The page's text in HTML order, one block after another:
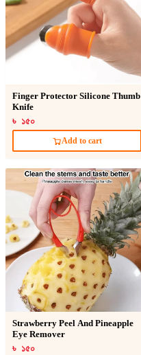
Finger Protector Silicone Thumb
Knife
৳ ১৫০
Add to cart
Strawberry Peel And Pineapple
Eye Remover
৳ ১৫০